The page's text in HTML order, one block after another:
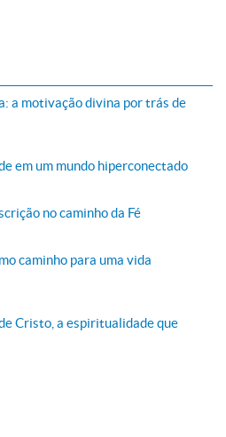
a motivação divina por trás de
em um mundo hiperconectado
no caminho da Fé
caminho para uma vida
Cristo, a espiritualidade que